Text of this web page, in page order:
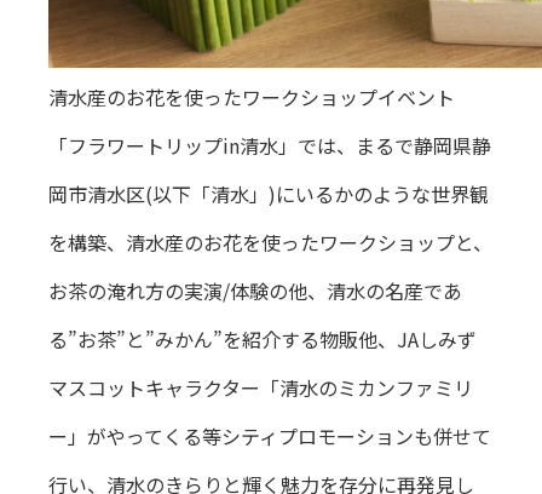
清水産のお花を使ったワークショップイベント
「フラワートリップin清水」では、まるで静岡県静
岡市清水区(以下「清水」)にいるかのような世界観
を構築、清水産のお花を使ったワークショップと、
お茶の淹れ方の実演/体験の他、清水の名産であ
る”お茶”と”みかん”を紹介する物販他、JAしみず
マスコットキャラクター「清水のミカンファミリ
ー」がやってくる等シティプロモーションも併せて
行い、清水のきらりと輝く魅力を存分に再発見し